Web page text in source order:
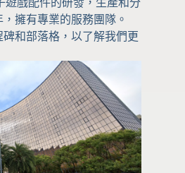
擁有專業的服務團隊。
和部落格，以了解我們更